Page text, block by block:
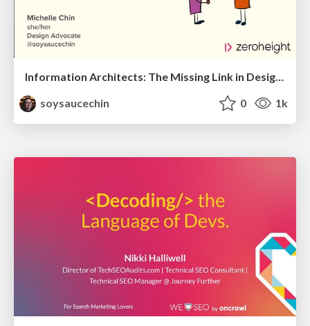
Information Architects: The Missing Link in Design Systems
soysaucechin
0 1k